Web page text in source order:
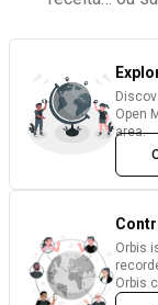
Open
area.
Orbis
Orbis